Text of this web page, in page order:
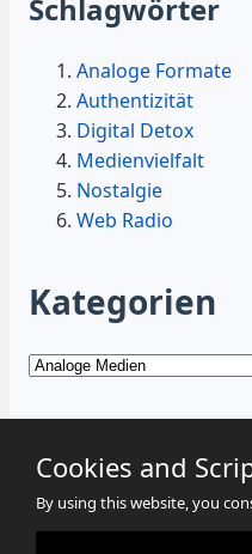
Schlagwörter
Analoge Formate
Authentizität
Digital Detox
Medienvielfalt
Nostalgie
Web Radio
Kategorien
Kategorien
Cookies Datenschutz
Cookies and
By using this website, you